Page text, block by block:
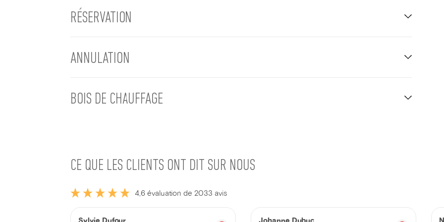
RÉSERVATION
ANNULATION
BOIS DE CHAUFFAGE
CE QUE LES CLIENTS ONT DIT SUR NOUS
4,6 évaluation de 2033 avis